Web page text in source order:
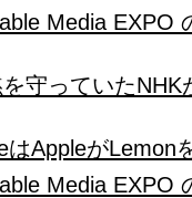
Media EXPO
守っていた
はAppleがLemon
Media EXPO